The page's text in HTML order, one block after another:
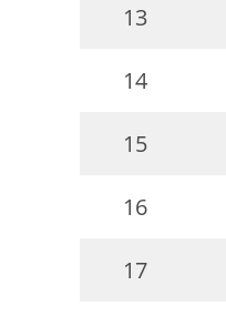
13
14
15
16
17